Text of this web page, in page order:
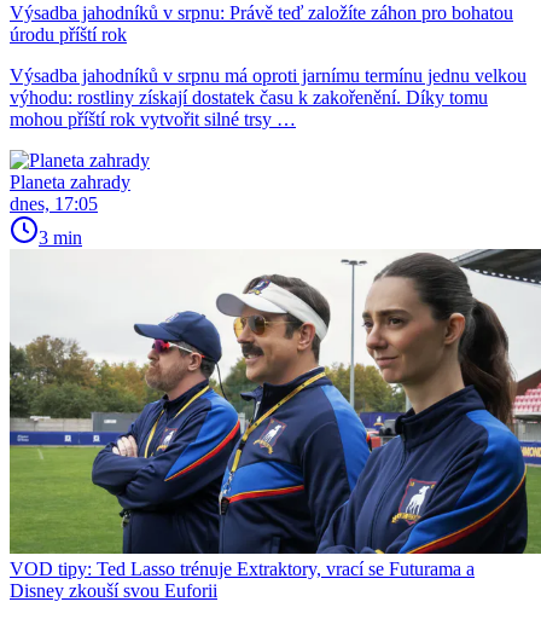
Výsadba jahodníků v srpnu: Právě teď založíte záhon pro bohatou
úrodu příští rok
Výsadba jahodníků v srpnu má oproti jarnímu termínu jednu velkou
výhodu: rostliny získají dostatek času k zakořenění. Díky tomu
mohou příští rok vytvořit silné trsy …
Planeta zahrady
dnes, 17:05
3 min
VOD tipy: Ted Lasso trénuje Extraktory, vrací se Futurama a
Disney zkouší svou Euforii